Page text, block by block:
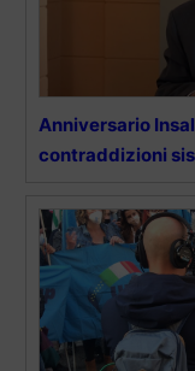
Anniversario
contraddizioni